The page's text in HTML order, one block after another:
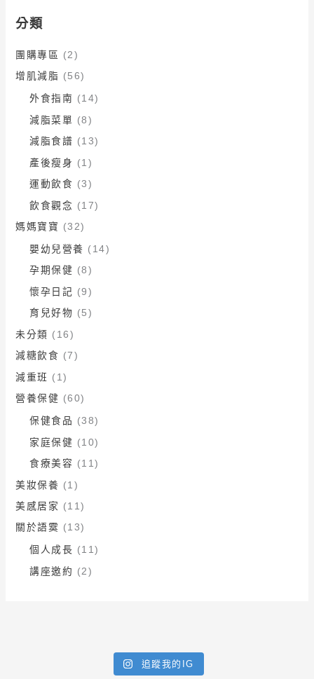
分類
團購專區 (2)
增肌減脂 (56)
外食指南 (14)
減脂菜單 (8)
減脂食譜 (13)
產後瘦身 (1)
運動飲食 (3)
飲食觀念 (17)
媽媽寶寶 (32)
嬰幼兒營養 (14)
孕期保健 (8)
懷孕日記 (9)
育兒好物 (5)
未分類 (16)
減糖飲食 (7)
減重班 (1)
營養保健 (60)
保健食品 (38)
家庭保健 (10)
食療美容 (11)
美妝保養 (1)
美感居家 (11)
關於語霙 (13)
個人成長 (11)
講座邀約 (2)
追蹤我的IG